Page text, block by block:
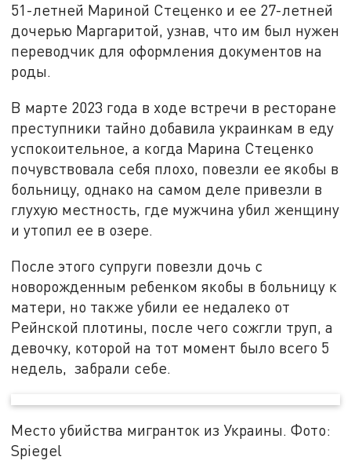
51-летней Мариной Стеценко и ее 27-летней
дочерью Маргаритой, узнав, что им был нужен
переводчик для оформления документов на
роды.
В марте 2023 года в ходе встречи в ресторане
преступники тайно добавила украинкам в еду
успокоительное, а когда Марина Стеценко
почувствовала себя плохо, повезли ее якобы в
больницу, однако на самом деле привезли в
глухую местность, где мужчина убил женщину
и утопил ее в озере.
После этого супруги повезли дочь с
новорожденным ребенком якобы в больницу к
матери, но также убили ее недалеко от
Рейнской плотины, после чего сожгли труп, а
девочку, которой на тот момент было всего 5
недель, забрали себе.
Место убийства мигранток из Украины. Фото:
Spiegel